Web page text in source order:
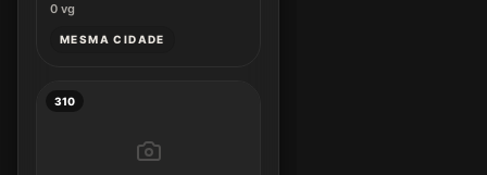
0 vg
MESMA CIDADE
310